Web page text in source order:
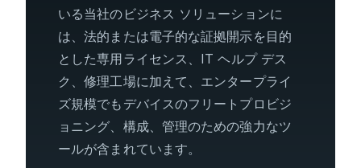
いる当社のビジネス ソリューションに
は、法的または電子的な証拠開示を目的
とした専用ライセンス、IT ヘルプ デス
ク、修理工場に加えて、エンタープライ
ズ規模でもデバイスのフリートプロビジ
ョニング、構成、管理のための強力なツ
ールが含まれています。